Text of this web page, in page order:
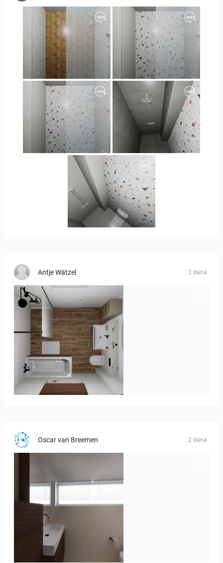
Orlando_kanect_1-01 Orlando_kanect_3-01
Orlando_kanect_4-01 Banya2_2-01
Banya2_1-01
Antje Wätzel 2 dana
Kreideweiß
Oscar van Breemen 2 dana
Badkamerhuis